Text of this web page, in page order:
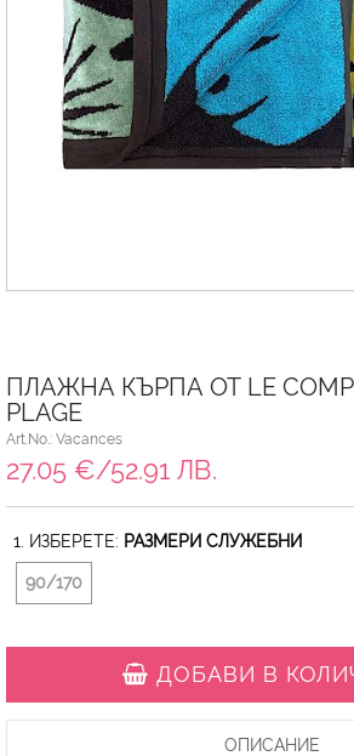
ПЛАЖНА КЪРПА ОТ LE
PLAGE
Art.No.: Vacances
27.05 €/52.91 ЛВ.
1. ИЗБЕРЕТЕ: РАЗМЕРИ СЛУЖЕБНИ
90/170
ДОБАВИ В
ОПИСАНИЕ